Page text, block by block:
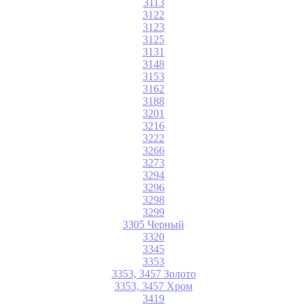
3122
3123
3125
3131
3148
3153
3162
3188
3201
3216
3222
3266
3273
3294
3296
3298
3299
3305 Черный
3320
3345
3353
3353, 3457 Золото
3353, 3457 Хром
3419